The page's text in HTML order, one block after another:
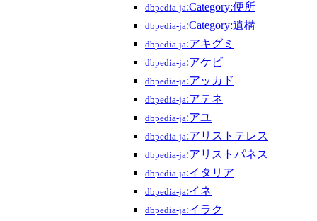
dbpedia-ja:Category:便所
dbpedia-ja:Category:遺構
dbpedia-ja:アキグミ
dbpedia-ja:アケビ
dbpedia-ja:アッカド
dbpedia-ja:アテネ
dbpedia-ja:アユ
dbpedia-ja:アリストテレス
dbpedia-ja:アリストパネス
dbpedia-ja:イタリア
dbpedia-ja:イネ
dbpedia-ja:イラク